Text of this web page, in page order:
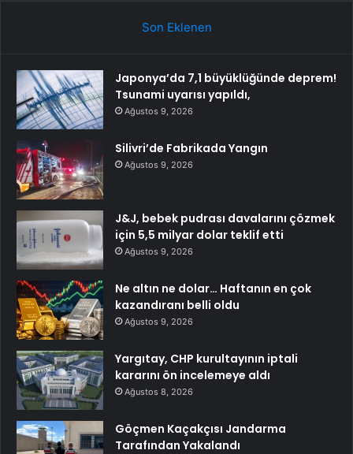
Son Eklenen
Japonya’da 7,1 büyüklüğünde deprem!
Tsunami uyarısı yapıldı,
Ağustos 9, 2026
Silivri’de Fabrikada Yangın
Ağustos 9, 2026
J&J, bebek pudrası davalarını çözmek
için 5,5 milyar dolar teklif etti
Ağustos 9, 2026
Ne altın ne dolar… Haftanın en çok
kazandıranı belli oldu
Ağustos 9, 2026
Yargıtay, CHP kurultayının iptali
kararını ön incelemeye aldı
Ağustos 8, 2026
Göçmen Kaçakçısı Jandarma
Tarafından Yakalandı